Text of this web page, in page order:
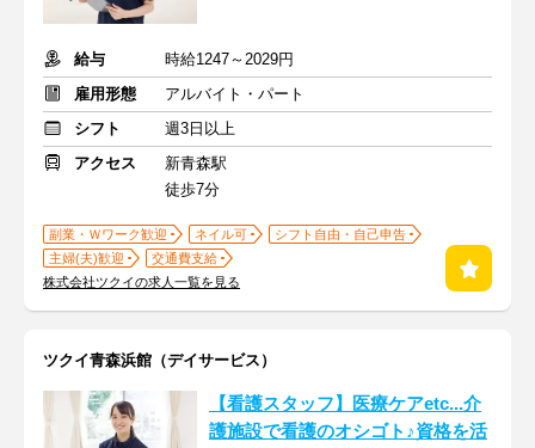
給与
時給1247～2029円
雇用形態
アルバイト・パート
シフト
週3日以上
アクセス
新青森駅
徒歩7分
副業・Ｗワーク歓迎 ネイル可
シフト自由・自己申告
主婦(夫)歓迎
交通費支給
株式会社ツクイの求人一覧を見る
ツクイ青森浜館（デイサービス）
【看護スタッフ】医療ケアetc...介
護施設で看護のオシゴト♪資格を活